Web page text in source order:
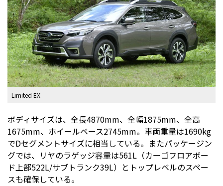
Limited EX
ボディサイズは、全長4870mm、全幅1875mm、全高
1675mm、ホイールベース2745mm。車両重量は1690kg
でDセグメントサイズに相当している。またパッケージン
グでは、リヤのラゲッジ容量は561L（カーゴフロアボー
ド上部522L/サブトランク39L）とトップレベルのスペー
スも確保している。